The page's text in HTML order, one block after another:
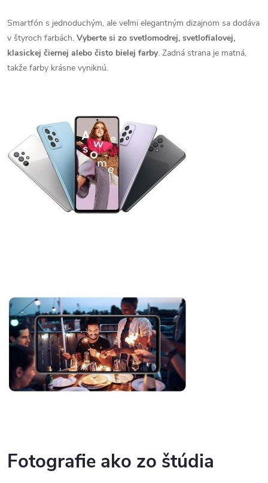
Smartfón s jednoduchým, ale veľmi elegantným dizajnom sa dodáva
v štyroch farbách. Vyberte si zo svetlomodrej, svetlofialovej,
klasickej čiernej alebo čisto bielej farby. Zadná strana je matná,
takže farby krásne vyniknú.
Fotografie ako zo štúdia